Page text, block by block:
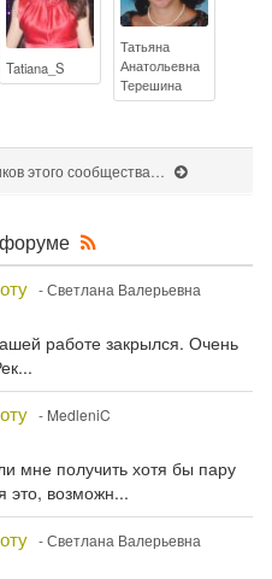
Tatiana_S
Татьяна
Анатольевна
Терешина
этого сообщества…
R
S
S
- Светлана Валерьевна
работе закрылся. Очень
- MedleniC
мне получить хотя бы пару
это, возможн...
- Светлана Валерьевна